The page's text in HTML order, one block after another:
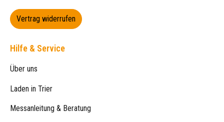
Vertrag widerrufen
Hilfe & Service
Über uns
Laden in Trier
Messanleitung & Beratung